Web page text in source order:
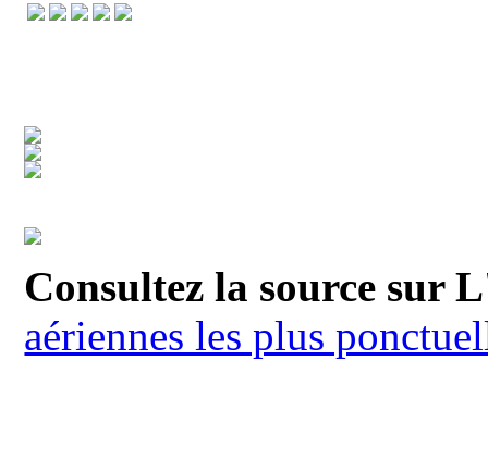
Consultez la source sur
aériennes les plus